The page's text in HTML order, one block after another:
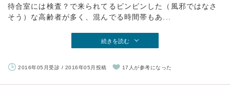
待合室には検査？で来られてるピンピンした（風邪ではなさ
そう）な高齢者が多く、混んでる時間帯もあ...
続きを読む
2016年05月受診 / 2016年05月投稿 17人が参考になった